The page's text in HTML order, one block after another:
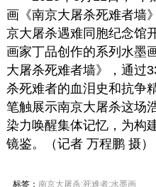
画《南京大屠杀死难者墙
京大屠杀遇难同胞纪念馆
画家丁品创作的系列水
大屠杀死难者墙》，通过
杀死难者的血泪史和抗争
笔触展示南京大屠杀这场
染力唤醒集体记忆，为构
镜鉴。（记者 万程鹏 摄）
标签： 南京大屠杀;死难者;水墨画